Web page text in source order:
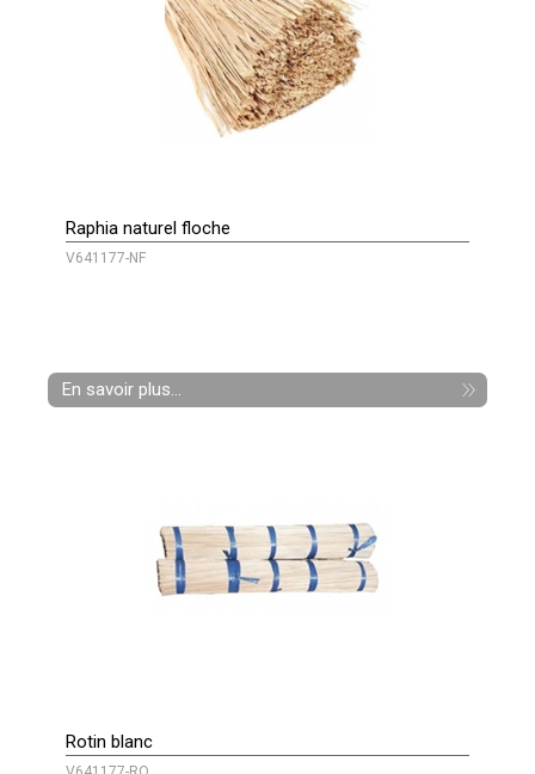
Raphia naturel floche
V641177-NF
En savoir plus...
Rotin blanc